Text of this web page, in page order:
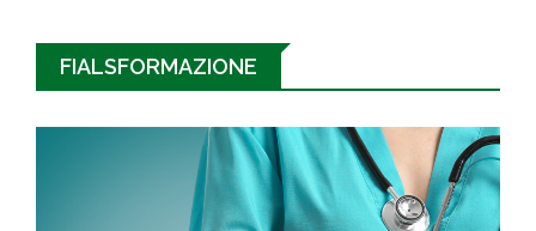
FIALSFORMAZIONE